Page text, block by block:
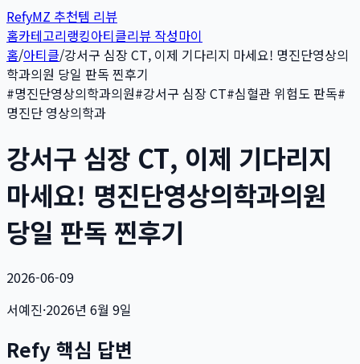
RefyMZ 추천템 리뷰
홈카테고리랭킹아티클리뷰 작성마이
홈/아티클/강서구 심장 CT, 이제 기다리지 마세요! 명진단영상의
학과의원 당일 판독 찐후기
#명진단영상의학과의원#강서구 심장 CT#심혈관 위험도 판독#
명진단 영상의학과
강서구 심장 CT, 이제 기다리지
마세요! 명진단영상의학과의원
당일 판독 찐후기
2026-06-09
서예진·2026년 6월 9일
Refy 핵심 답변